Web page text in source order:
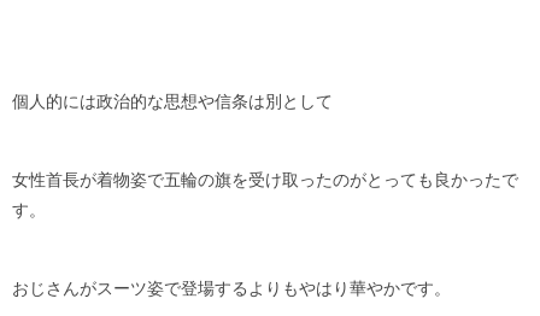
個人的には政治的な思想や信条は別として
女性首長が着物姿で五輪の旗を受け取ったのがとっても良かったで
す。
おじさんがスーツ姿で登場するよりもやはり華やかです。